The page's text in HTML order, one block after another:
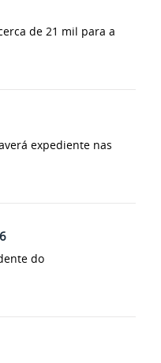
de 21 mil para a
expediente nas
do